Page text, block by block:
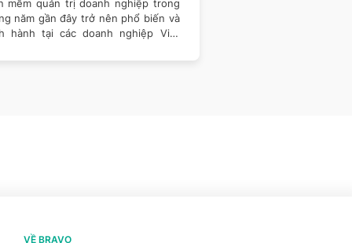
cảnh nhức nhối mà nhiều doanh
Việt gặp phải phòng kế toán
một hệ thống, bộ phận bán hàng
VỀ BRAVO